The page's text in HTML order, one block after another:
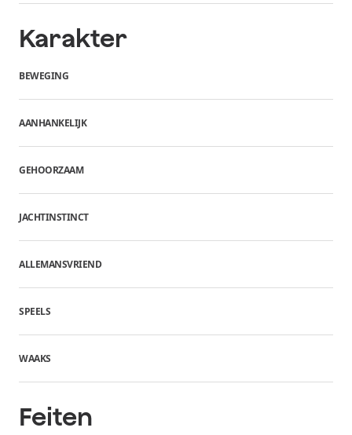
Karakter
BEWEGING
AANHANKELIJK
GEHOORZAAM
JACHTINSTINCT
ALLEMANSVRIEND
SPEELS
WAAKS
Feiten